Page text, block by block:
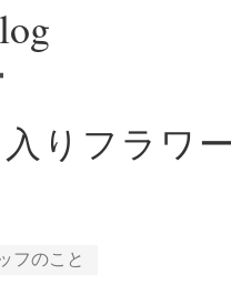
りフラワ
フのこと